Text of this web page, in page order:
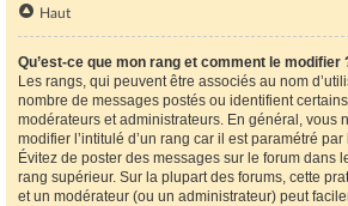
Haut
Qu’est-ce que mon rang et comment le modifier
Les rangs, qui peuvent être associés au nom
nombre de messages postés ou identifient
modérateurs et administrateurs. En général, vous
modifier l’intitulé d’un rang car il est paramétré
Évitez de poster des messages sur le forum dans
rang supérieur. Sur la plupart des forums, cette
et un modérateur (ou un administrateur) peut